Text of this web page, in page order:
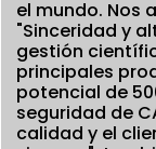
el mundo. Nos
"Sinceridad y
gestión
principales
potencial de
seguridad de
calidad y el